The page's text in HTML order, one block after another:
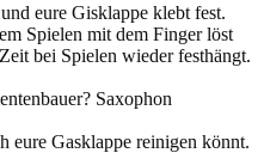
eure Gisklappe klebt fest.
Spielen mit dem Finger löst
bei Spielen wieder festhängt.
Saxophon
eure Gasklappe reinigen könnt.